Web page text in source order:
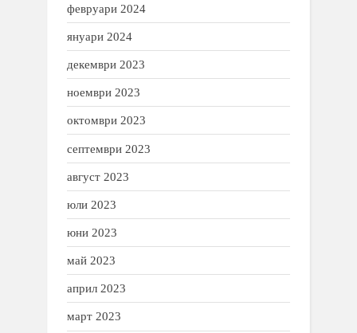
февруари 2024
януари 2024
декември 2023
ноември 2023
октомври 2023
септември 2023
август 2023
юли 2023
юни 2023
май 2023
април 2023
март 2023